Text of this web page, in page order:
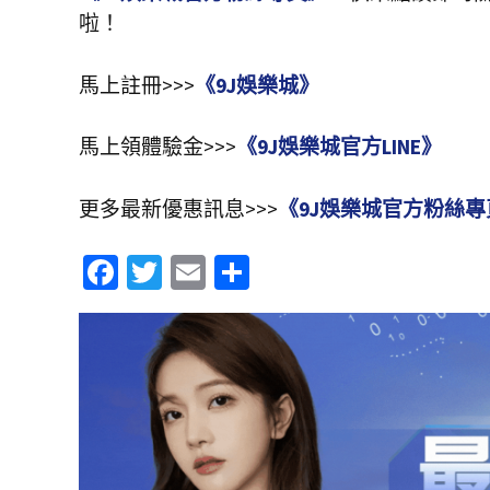
啦！
馬上註冊>>> 《9J娛樂城》
馬上領體驗金>>> 《9J娛樂城官方LINE》
更多最新優惠訊息>>> 《9J娛樂城官方粉絲
Fa
ce
T
wi
tt
er
E
m
ai
l
享